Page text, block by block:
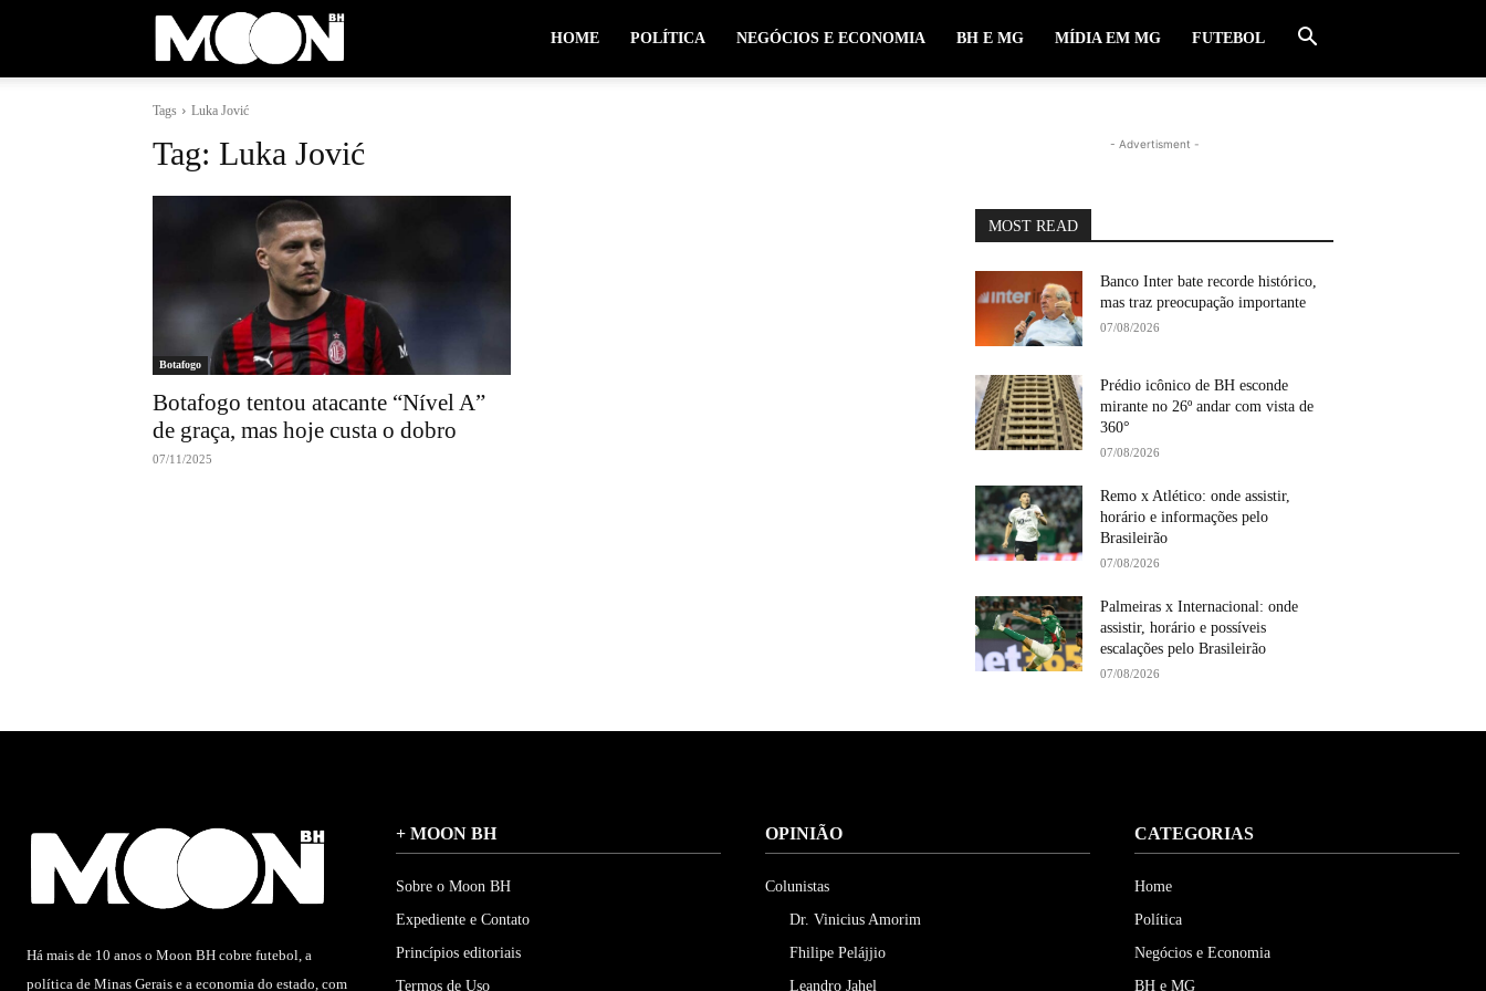
HOME POLÍTICA NEGÓCIOS E ECONOMIA BH E MG MÍDIA EM MG FUTEBOL
Tags Luka Jović
Tag: Luka Jović
Botafogo
Botafogo tentou atacante “Nível A”
de graça, mas hoje custa o dobro
07/11/2025
- Advertisment -
MOST READ
Banco Inter bate recorde histórico,
mas traz preocupação importante
07/08/2026
Prédio icônico de BH esconde
mirante no 26º andar com vista de
360°
07/08/2026
Remo x Atlético: onde assistir,
horário e informações pelo
Brasileirão
07/08/2026
Palmeiras x Internacional: onde
assistir, horário e possíveis
escalações pelo Brasileirão
07/08/2026
Há mais de 10 anos o Moon BH cobre futebol, a
política de Minas Gerais e a economia do estado, com
+ MOON BH
Sobre o Moon BH
Expediente e Contato
Princípios editoriais
Termos de Uso
OPINIÃO
Colunistas
Dr. Vinicius Amorim
Fhilipe Pelájjio
Leandro Jahel
CATEGORIAS
Home
Política
Negócios e Economia
BH e MG